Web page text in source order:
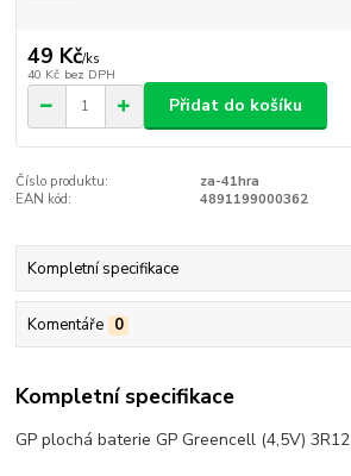
49 Kč/ks
40 Kč bez DPH
Přidat do košíku
Číslo produktu:
za-41hra
EAN kód:
4891199000362
Kompletní specifikace
Komentáře 0
Kompletní specifikace
GP plochá baterie GP Greencell (4,5V) 3R12